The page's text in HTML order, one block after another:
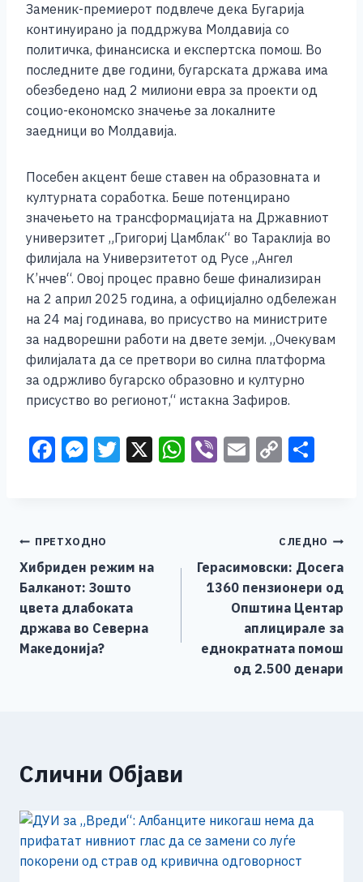
Заменик-премиерот подвлече дека Бугарија
континуирано ја поддржува Молдавија со
политичка, финансиска и експертска помош. Во
последните две години, бугарската држава има
обезбедено над 2 милиони евра за проекти од
социо-економско значење за локалните
заедници во Молдавија.
Посебен акцент беше ставен на образовната и
културната соработка. Беше потенцирано
значењето на трансформацијата на Државниот
универзитет „Григориj Цамблак“ во Тараклија во
филијала на Универзитетот од Русе „Ангел
К’нчев“. Овој процес правно беше финализиран
на 2 април 2025 година, а официјално одбележан
на 24 мај годинава, во присуство на министрите
за надворешни работи на двете земји. „Очекувам
филијалата да се претвори во силна платформа
за одржливо бугарско образовно и културно
присуство во регионот,“ истакна Зафиров.
F
b
o
o
k
M
n
g
er
T X W
A
p
Vi E C
Li
n
k
Навигација
на
напис
ПРЕТХОДНО
Хибриден режим на
Балканот: Зошто
цвета длабоката
држава во Северна
Македонија?
СЛЕДНО
Герасимовски: Досега
1360 пензионери од
Општина Центар
аплицирале за
еднократната помош
од 2.500 денари
Слични Објави